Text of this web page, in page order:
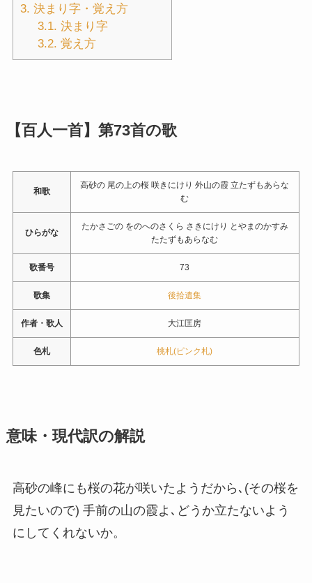
3. 決まり字・覚え方
3.1. 決まり字
3.2. 覚え方
【百人一首】第73首の歌
和歌
高砂の 尾の上の桜 咲きにけり 外山の霞 立たずもあらな
む
ひらがな
たかさごの をのへのさくら さきにけり とやまのかすみ
たたずもあらなむ
歌番号 73
歌集 後拾遺集
作者・歌人 大江匡房
色札 桃札(ピンク札)
意味・現代訳の解説
高砂の峰にも桜の花が咲いたようだから､(その桜を
見たいので) 手前の山の霞よ､どうか立たないよう
にしてくれないか。